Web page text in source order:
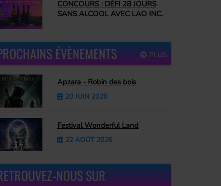
CONCOURS : DÉFI 28 JOURS
SANS ALCOOL AVEC LAO INC.
PLUS
ÉVÈNEMENTS
Apzara - Robin des bois
20 JUIN 2026
Festival Wonderful Land
22 AOÛT 2026
NOUS SUR